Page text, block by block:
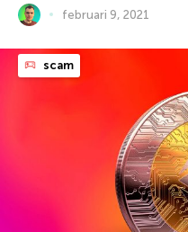
februari 9, 2021
scam